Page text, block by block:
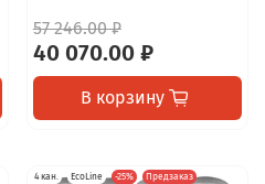
57 246.00 ₽
40 070.00 ₽
В корзину
4 кан. EcoLine -25% Предзаказ